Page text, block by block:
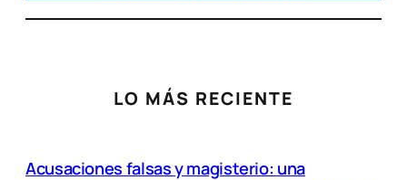
LO MÁS RECIENTE
Acusaciones falsas y magisterio: una